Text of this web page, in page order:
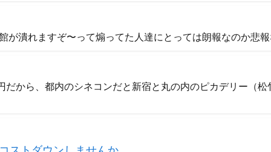
が潰れますぞ〜って煽ってた人達にとっては朗報なのか悲
だから、都内のシネコンだと新宿と丸の内のピカデリー（